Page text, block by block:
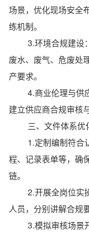
场景，优化现场安全
练机制。
3.环境合规建设：
废水、废气、危废处
产要求。
4.商业伦理与供应
建立供应商合规审核
三、文件体系优
1.定制编制符合认
程、记录表单等，确
链。
2.开展全岗位实操
人员，分别讲解合规
3.模拟审核场景开